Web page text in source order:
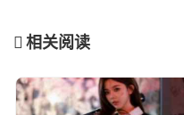
相关阅读